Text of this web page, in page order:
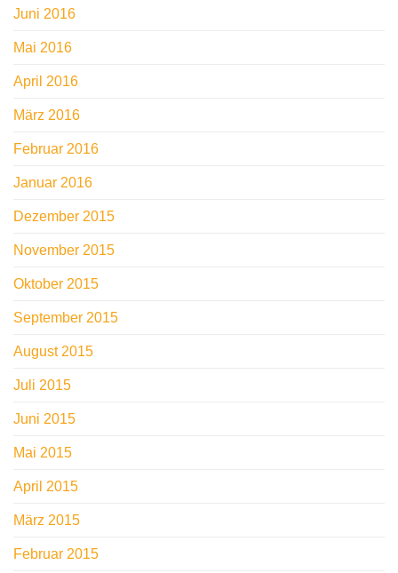
Juni 2016
Mai 2016
April 2016
März 2016
Februar 2016
Januar 2016
Dezember 2015
November 2015
Oktober 2015
September 2015
August 2015
Juli 2015
Juni 2015
Mai 2015
April 2015
März 2015
Februar 2015